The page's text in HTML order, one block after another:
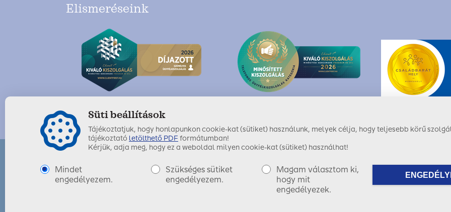
Elismeréseink
Utolsó módosítás dátuma: 2025. december 01.
SIGNAL IDUNA Biztosító Zrt.
Copyright © 2017 SIGNAL IDUNA Biztosító Zrt.
Süti beállítások
Tájékoztatjuk, hogy honlapunkon cookie-kat (sütiket) használunk, melyek célja, hogy teljesebb körű
tájékoztató letölthető PDF formátumban!
Kérjük, adja meg, hogy ez a weboldal milyen cookie-kat (sütiket) használhat!
Mindet
engedélyezem.
Szükséges sütiket
engedélyezem.
Magam választom ki,
hogy mit
engedélyezek.